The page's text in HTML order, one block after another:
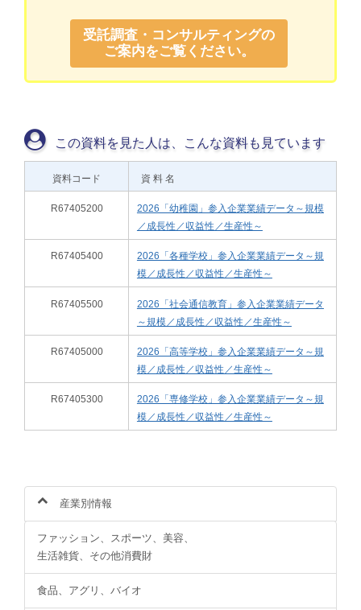
受託調査・コンサルティングの
ご案内をご覧ください。
この資料を見た人は、こんな資料も見ています
資料コード 資 料 名
R67405200
2026「幼稚園」参入企業業績データ～規模
／成長性／収益性／生産性～
R67405400
2026「各種学校」参入企業業績データ～規
模／成長性／収益性／生産性～
R67405500
2026「社会通信教育」参入企業業績データ
～規模／成長性／収益性／生産性～
R67405000
2026「高等学校」参入企業業績データ～規
模／成長性／収益性／生産性～
R67405300
2026「専修学校」参入企業業績データ～規
模／成長性／収益性／生産性～
産業別情報
ファッション、スポーツ、美容、
生活雑貨、その他消費財
食品、アグリ、バイオ